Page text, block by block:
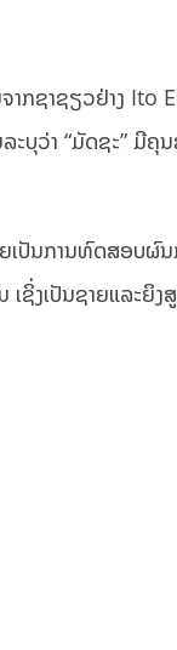
ກຊາຊຽວຢ່າງ Ito
ະບຸວ່າ “ມັດຊະ” ມີຄຸ
ເປັນການທົດສອບຜົ
ຊິ່ງເປັນຊາຍແລະຍິງ